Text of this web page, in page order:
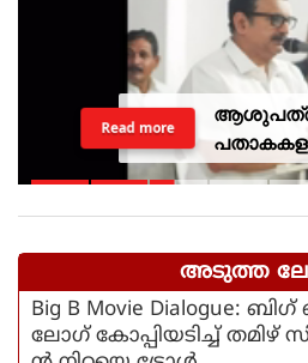
വിമര്‍ശനം
Read more
അടുത്ത
Big B Movie Dialogue:
ലോഗ് കോപ്പിയടിച്ച് തമിഴ്